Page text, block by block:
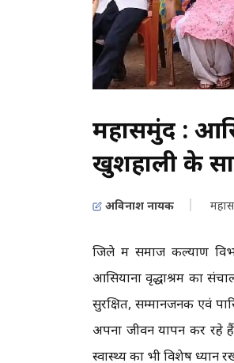
महासमुंद :
खुशहाली के
अविनाश नायक
जिले में समाज कल्याण
आसियाना वृद्धाश्रम का
सुरक्षित, सम्मानजनक एवं
अपना जीवन यापन कर रहे
स्वास्थ्य का भी विशेष ध्यान